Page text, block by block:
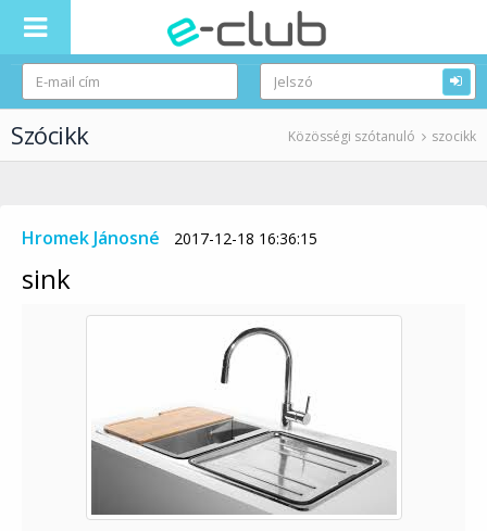
Szócikk Közösségi szótanuló szocikk
Hromek Jánosné 2017-12-18 16:36:15
sink